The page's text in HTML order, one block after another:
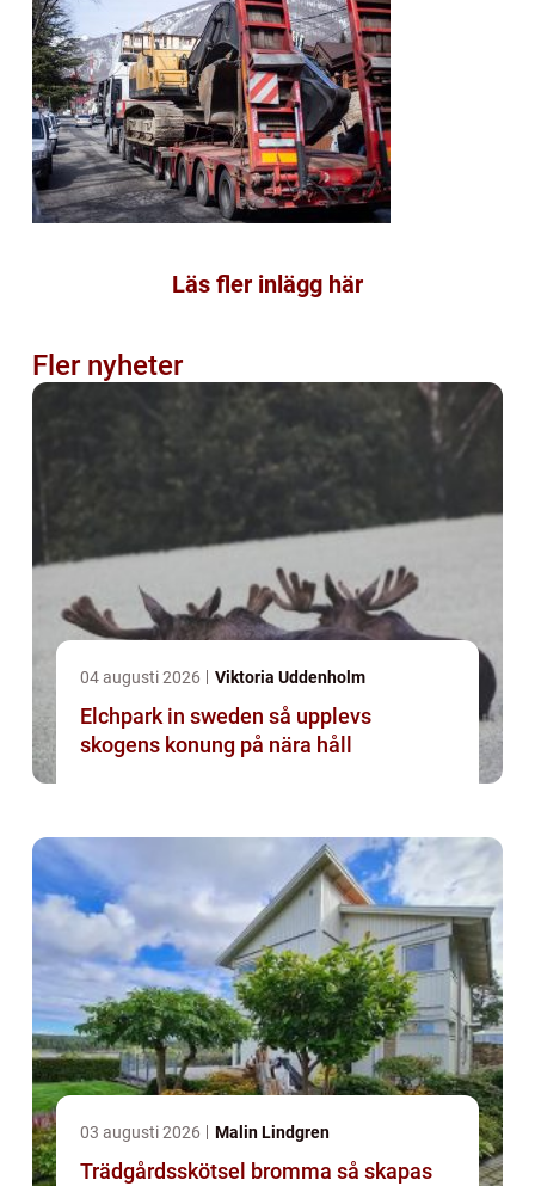
Läs fler inlägg här
Fler nyheter
04 augusti 2026 Viktoria Uddenholm
Elchpark in sweden så upplevs
skogens konung på nära håll
03 augusti 2026 Malin Lindgren
Trädgårdsskötsel bromma så skapas